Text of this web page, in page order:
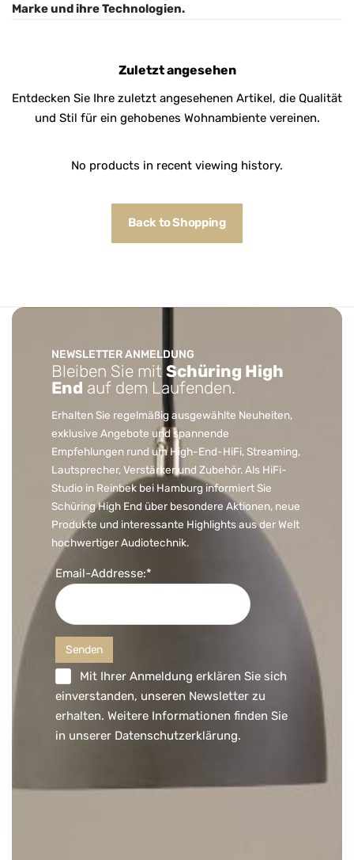
Marke und ihre Technologien.
Zuletzt angesehen
Entdecken Sie Ihre zuletzt angesehenen Artikel, die Qualität
und Stil für ein gehobenes Wohnambiente vereinen.
No products in recent viewing history.
Back to Shopping
NEWSLETTER ANMELDUNG
Bleiben Sie mit Schüring High
End auf dem Laufenden.
Erhalten Sie regelmäßig ausgewählte Neuheiten,
exklusive Angebote und spannende
Empfehlungen rund um High-End-HiFi, Streaming,
Lautsprecher, Verstärker und Zubehör. Als HiFi-
Studio in Reinbek bei Hamburg informiert Sie
Schüring High End über besondere Aktionen, neue
Produkte und interessante Highlights aus der Welt
hochwertiger Audiotechnik.
Email-Addresse:*
Mit Ihrer Anmeldung erklären Sie sich
einverstanden, unseren Newsletter zu
erhalten. Weitere Informationen finden Sie
in unserer Datenschutzerklärung.